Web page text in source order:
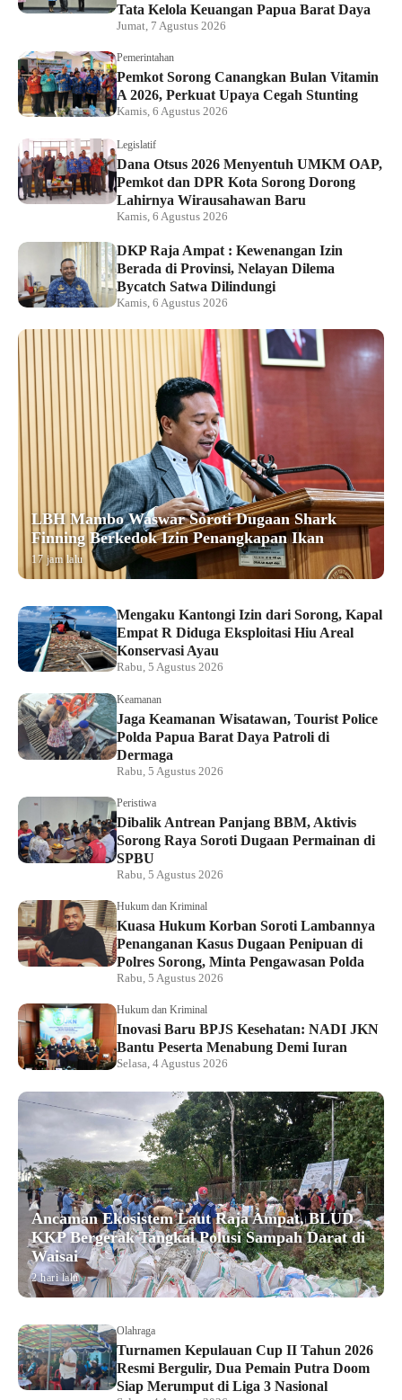
Tata Kelola Keuangan Papua Barat Daya
Jumat, 7 Agustus 2026
Pemerintahan
Pemkot Sorong Canangkan Bulan Vitamin
A 2026, Perkuat Upaya Cegah Stunting
Kamis, 6 Agustus 2026
Legislatif
Dana Otsus 2026 Menyentuh UMKM OAP,
Pemkot dan DPR Kota Sorong Dorong
Lahirnya Wirausahawan Baru
Kamis, 6 Agustus 2026
DKP Raja Ampat : Kewenangan Izin
Berada di Provinsi, Nelayan Dilema
Bycatch Satwa Dilindungi
Kamis, 6 Agustus 2026
LBH Mambo Waswar Soroti Dugaan Shark
Finning Berkedok Izin Penangkapan Ikan
17 jam lalu
Mengaku Kantongi Izin dari Sorong, Kapal
Empat R Diduga Eksploitasi Hiu Areal
Konservasi Ayau
Rabu, 5 Agustus 2026
Keamanan
Jaga Keamanan Wisatawan, Tourist Police
Polda Papua Barat Daya Patroli di
Dermaga
Rabu, 5 Agustus 2026
Peristiwa
Dibalik Antrean Panjang BBM, Aktivis
Sorong Raya Soroti Dugaan Permainan di
SPBU
Rabu, 5 Agustus 2026
Hukum dan Kriminal
Kuasa Hukum Korban Soroti Lambannya
Penanganan Kasus Dugaan Penipuan di
Polres Sorong, Minta Pengawasan Polda
Rabu, 5 Agustus 2026
Hukum dan Kriminal
Inovasi Baru BPJS Kesehatan: NADI JKN
Bantu Peserta Menabung Demi Iuran
Selasa, 4 Agustus 2026
Ancaman Ekosistem Laut Raja Ampat, BLUD
KKP Bergerak Tangkal Polusi Sampah Darat di
Waisai
2 hari lalu
Olahraga
Turnamen Kepulauan Cup II Tahun 2026
Resmi Bergulir, Dua Pemain Putra Doom
Siap Merumput di Liga 3 Nasional